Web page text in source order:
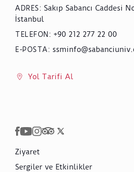
ADRES: Sakıp Sabancı Caddesi
İstanbul
TELEFON : +90 212 277 22 00
E-POSTA:
Yol Tarifi Al
Ziyaret
Sergiler ve Etkinlikler